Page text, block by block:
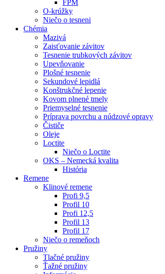
FPM
O-krúžky
Niečo o tesneni
Chémia
Mazivá
Zaisťovanie závitov
Tesnenie trubkových závitov
Upevňovanie
Plošné tesnenie
Sekundové lepidlá
Konštrukčné lepenie
Kovom plnené tmely
Priemyselné tesnenie
Príprava povrchu a núdzové opravy
Čističe
Oleje
Loctite
Niečo o Loctite
OKS – Nemecká kvalita
História
Remene
Klinové remene
Profi 9,5
Profil 10
Profi 12,5
Profil 13
Profil 17
Niečo o remeňoch
Pružiny
Tlačné pružiny
Ťažné pružiny